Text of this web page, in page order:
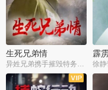
生死兄弟情
异姓兄弟携手摧毁特务阴谋
霹
徐静
全22集
全39